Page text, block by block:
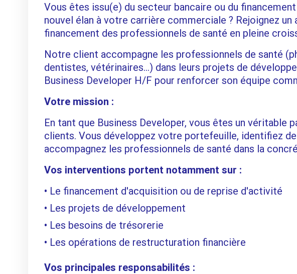
Vous êtes issu(e) du secteur bancaire ou du
nouvel élan à votre carrière commerciale ? Rejoignez un
financement des professionnels de santé en pleine
Notre client accompagne les professionnels de santé
dentistes, vétérinaires…) dans leurs projets de
Business Developer H/F pour renforcer son équipe
Votre mission :
En tant que Business Developer, vous êtes un véritable
clients. Vous développez votre portefeuille, identifiez
accompagnez les professionnels de santé dans la
Vos interventions portent notamment sur :
Le financement d'acquisition ou de reprise d'activité
Les projets de développement
Les besoins de trésorerie
Les opérations de restructuration financière
Vos principales responsabilités :